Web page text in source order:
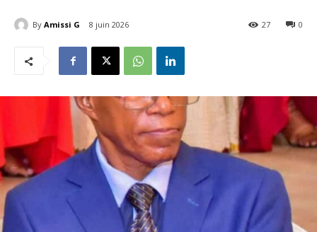
By Amissi G 8 juin 2026 0
27